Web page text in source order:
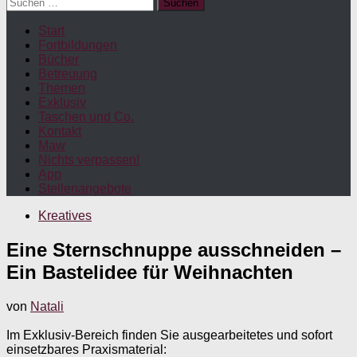
nach:
Start
Fortbildungen
Bücher
Betreuung
Themen
Exklusiv
Taschen und Co.
Kontakt
Maw
Nichts verpassen!
App
Stellenangebote
Kreatives
Eine Sternschnuppe ausschneiden –
Ein Bastelidee für Weihnachten
von Natali
Im Exklusiv-Bereich finden Sie ausgearbeitetes und sofort
einsetzbares Praxismaterial: